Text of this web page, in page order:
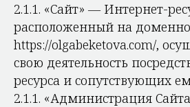
2.1.1. «Сайт» — Интернет-
расположенный на
https://olgabeketova.com/,
свою деятельность
ресурса и сопутствующих
2.1.1. «Администрация